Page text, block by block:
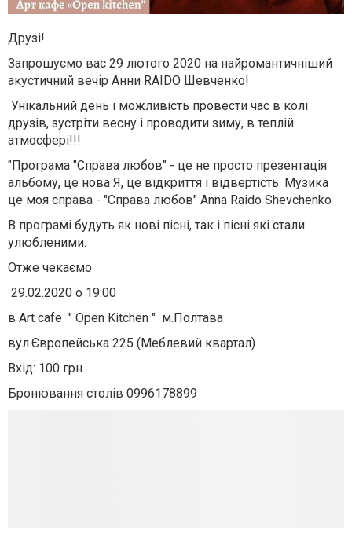
Друзі!
Запрошуємо вас 29 лютого 2020 на найромантичніший
акустичний вечір Анни RAIDO Шевченко!
Унікальний день і можливість провести час в колі
друзів, зустріти весну і проводити зиму, в теплій
атмосфері!!!
"Програма "Справа любов" - це не просто презентація
альбому, це нова Я, це відкриття і відвертість. Музика
це моя справа - "Справа любов" Anna Raido Shevchenko
В програмі будуть як нові пісні, так і пісні які стали
улюбленими.
Отже чекаємо
29.02.2020 о 19:00
в Art cafe " Open Kitchen " м.Полтава
вул.Європейська 225 (Меблевий квартал)
Вхід: 100 грн.
Бронювання столів 0996178899